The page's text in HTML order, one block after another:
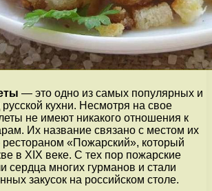
— это одно из самых популярных и
кухни. Несмотря на свое
не имеют никакого отношения к
Их название связано с местом их
«Пожарский», который
в XIX веке. С тех пор пожарские
сердца многих гурманов и стали
закусок на российском столе.